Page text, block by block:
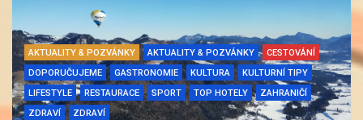
AKTUALITY & POZVÁNKY AKTUALITY & POZVÁNKY
CESTOVÁNÍ
DOPORUČUJEME
GASTRONOMIE KULTURA
KULTURNÍ TIPY
LIFESTYLE
RESTAURACE SPORT TOP HOTELY
ZAHRANIČÍ
ZDRAVÍ
ZDRAVÍ